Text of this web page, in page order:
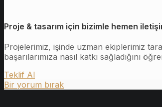
Proje & tasarım için bizimle hemen
Projelerimiz, işinde uzman ekiplerimiz
başarılarımıza nasıl katkı sağladığını
Teklif Al
Bir yorum bırak